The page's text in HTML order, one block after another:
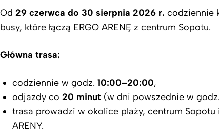
Od 29 czerwca do 30 sierpnia 2026 r. codziennie
busy, które łączą ERGO ARENĘ z centrum Sopotu.
Główna trasa:
codziennie w godz. 10:00–20:00,
odjazdy co 20 minut (w dni powszednie w
trasa prowadzi w okolice plaży, centrum
ARENY.